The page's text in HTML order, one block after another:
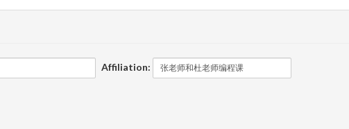
Affiliation: